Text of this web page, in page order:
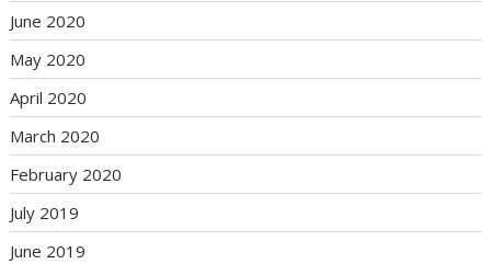
June 2020
May 2020
April 2020
March 2020
February 2020
July 2019
June 2019